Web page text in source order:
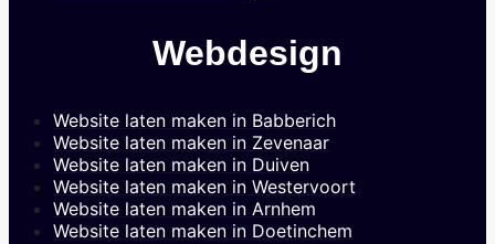
Webdesign
Website laten maken in Babberich
Website laten maken in Zevenaar
Website laten maken in Duiven
Website laten maken in Westervoort
Website laten maken in Arnhem
Website laten maken in Doetinchem